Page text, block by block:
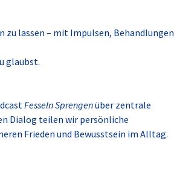
zu lassen – mit Impulsen, Behandlungen
glaubst.
Fesseln Sprengenüber zentrale
Dialog teilen wir persönliche
Frieden und Bewusstsein im Alltag.